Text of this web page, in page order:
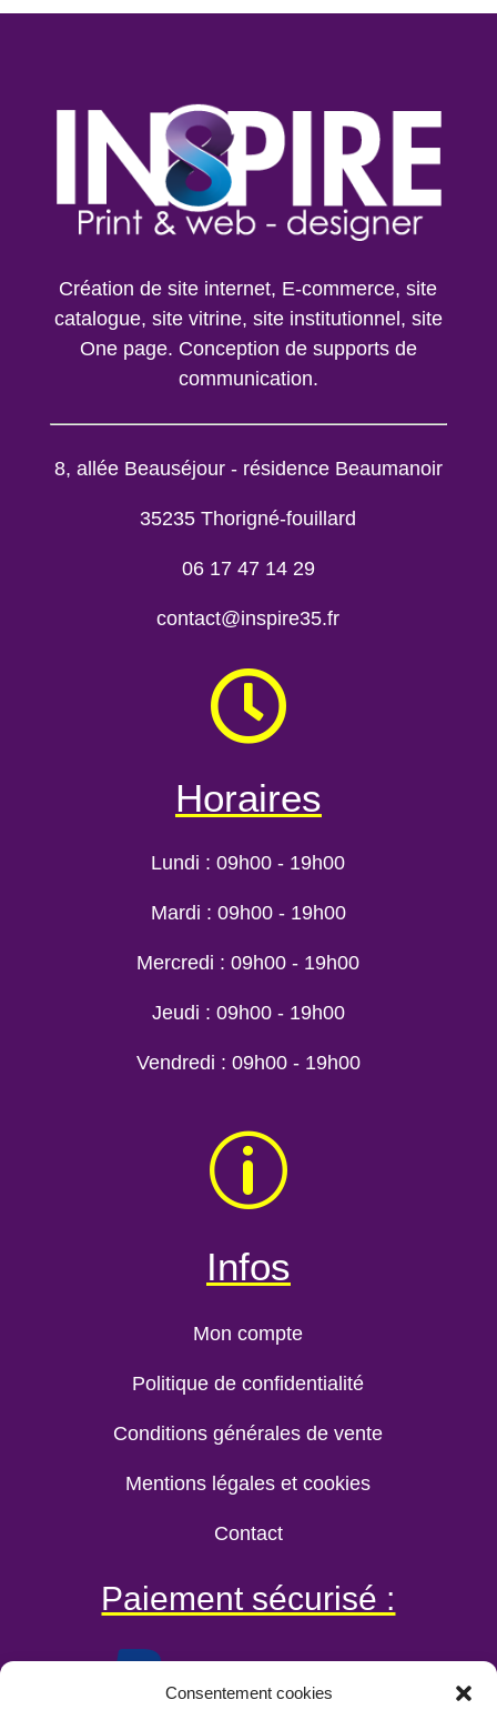
Consentement cookies
Création de site internet, E-commerce, site
catalogue, site vitrine, site institutionnel, site
One page. Conception de supports de
communication.
8, allée Beauséjour - résidence Beaumanoir
35235 Thorigné-fouillard
06 17 47 14 29
contact inspire35.fr

Horaires
Lundi : 09h00 - 19h00
Mardi : 09h00 - 19h00
Mercredi : 09h00 - 19h00
Jeudi : 09h00 - 19h00
Vendredi : 09h00 - 19h00
p
Infos
Mon compte
Politique de confidentialité
Conditions générales de vente
Mentions légales et cookies
Contact
Paiement sécurisé :